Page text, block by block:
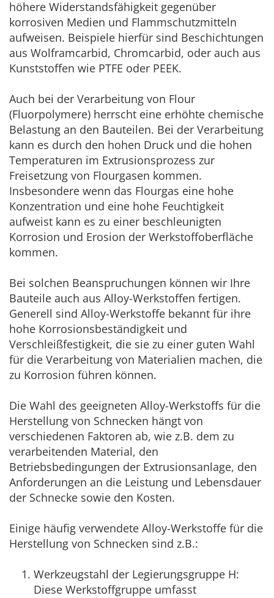
höhere Widerstandsfähigkeit gegenüber
korrosiven Medien und Flammschutzmitteln
aufweisen. Beispiele hierfür sind Beschichtungen
aus Wolframcarbid, Chromcarbid, oder auch aus
Kunststoffen wie PTFE oder PEEK.
Auch bei der Verarbeitung von Flour
(Fluorpolymere) herrscht eine erhöhte chemische
Belastung an den Bauteilen. Bei der Verarbeitung
kann es durch den hohen Druck und die hohen
Temperaturen im Extrusionsprozess zur
Freisetzung von Flourgasen kommen.
Insbesondere wenn das Flourgas eine hohe
Konzentration und eine hohe Feuchtigkeit
aufweist kann es zu einer beschleunigten
Korrosion und Erosion der Werkstoffoberfläche
kommen.
Bei solchen Beanspruchungen können wir Ihre
Bauteile auch aus Alloy-Werkstoffen fertigen.
Generell sind Alloy-Werkstoffe bekannt für ihre
hohe Korrosionsbeständigkeit und
Verschleißfestigkeit, die sie zu einer guten Wahl
für die Verarbeitung von Materialien machen, die
zu Korrosion führen können.
Die Wahl des geeigneten Alloy-Werkstoffs für die
Herstellung von Schnecken hängt von
verschiedenen Faktoren ab, wie z.B. dem zu
verarbeitenden Material, den
Betriebsbedingungen der Extrusionsanlage, den
Anforderungen an die Leistung und Lebensdauer
der Schnecke sowie den Kosten.
Einige häufig verwendete Alloy-Werkstoffe für die
Herstellung von Schnecken sind z.B.:
Werkzeugstahl der Legierungsgruppe H:
Diese Werkstoffgruppe umfasst